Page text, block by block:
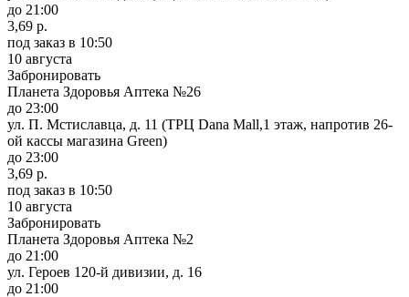
до 21:00
3,69 р.
под заказ в 10:50
10 августа
Забронировать
Планета Здоровья Аптека №26
до 23:00
ул. П. Мстиславца, д. 11 (ТРЦ Dana Mall,1 этаж, напротив 26-
ой кассы магазина Green)
до 23:00
3,69 р.
под заказ в 10:50
10 августа
Забронировать
Планета Здоровья Аптека №2
до 21:00
ул. Героев 120-й дивизии, д. 16
до 21:00